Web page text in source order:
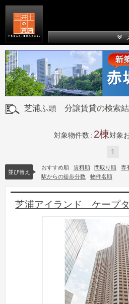
芝浦ふ頭 分譲賃貸の検索
対象物件数 2 対象
1
並び替え
おすすめ順 賃料順 間取り順 専
駅からの徒歩分数
物件名順
芝浦アイランド ケープ